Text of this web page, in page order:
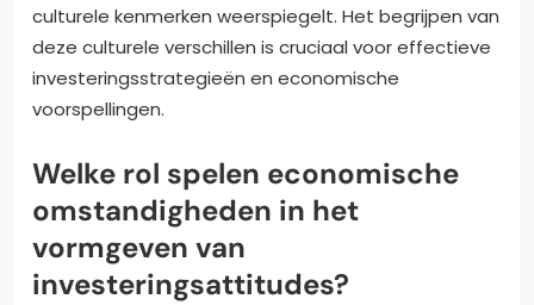
culturele kenmerken weerspiegelt. Het begrijpen van
deze culturele verschillen is cruciaal voor effectieve
investeringsstrategieën en economische
voorspellingen.
Welke rol spelen economische
omstandigheden in het
vormgeven van
investeringsattitudes?